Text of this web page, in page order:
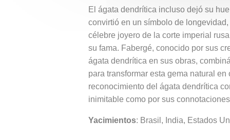
El ágata dendrítica incluso dejó su
convirtió en un símbolo de
célebre joyero de la corte imperial
su fama. Fabergé, conocido por sus
ágata dendrítica en sus obras,
para transformar esta gema natural
reconocimiento del ágata dendrítica
inimitable como por sus
Yacimientos: Brasil, India, Estados